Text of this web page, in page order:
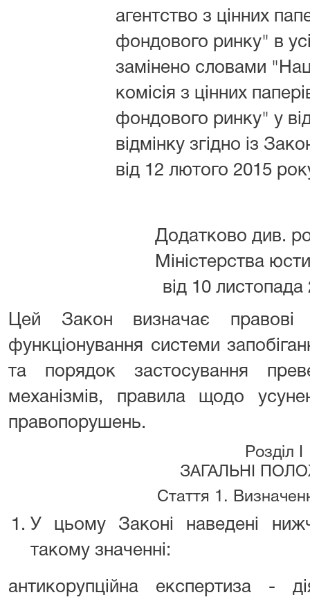
агентство з цінних
фондового ринку" в
замінено словами
комісія з цінних
фондового ринку" у
відмінку згідно із
від 12 лютого 2015
Додатково див.
Міністерства
від 10
Цей Закон визначає правові
функціонування системи
та порядок застосування
механізмів, правила щодо
правопорушень.
Розділ I
ЗАГАЛЬНІ
Стаття 1.
У цьому Законі наведені
такому значенні:
антикорупційна експертиза -